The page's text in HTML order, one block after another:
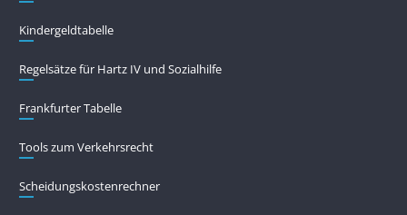
Kindergeldtabelle
Regelsätze für Hartz IV und Sozialhilfe
Frankfurter Tabelle
Tools zum Verkehrsrecht
Scheidungskostenrechner